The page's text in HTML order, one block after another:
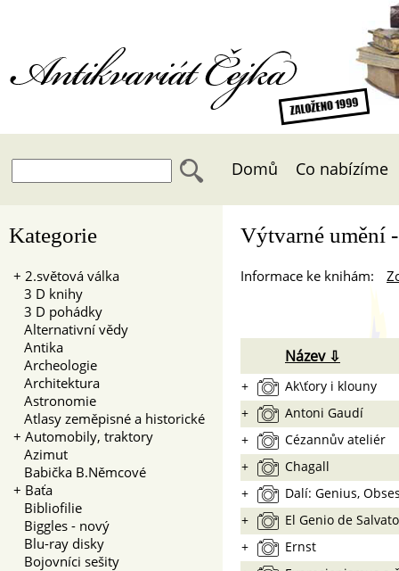
Antikvariát Čejka
Domů Co nabízíme
Kategorie
+ 2.světová válka
3 D knihy
3 D pohádky
Alternativní vědy
Antika
Archeologie
Architektura
Astronomie
Atlasy zeměpisné a historické
+ Automobily, traktory
Azimut
Babička B.Němcové
+ Baťa
Bibliofilie
Biggles - nový
Blu-ray disky
Bojovníci sešity
Výtvarné umění
Informace ke knihám:
Název ⇩
+
Ak\ťory i klouny
+
Antoni Gaudí
+
Cézannův ateliér
+
Chagall
+
Dalí: Genius,
+
El Genio de
+
Ernst